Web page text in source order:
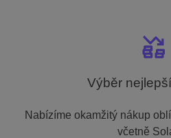
Výběr
Nabízíme okamžitý nákup
včetně